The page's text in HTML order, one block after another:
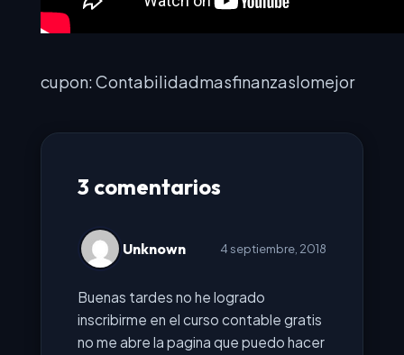
cupon: Contabilidadmasfinanzaslomejor
3 comentarios
Unknown 4 septiembre, 2018
Buenas tardes no he logrado
inscribirme en el curso contable gratis
no me abre la pagina que puedo hacer